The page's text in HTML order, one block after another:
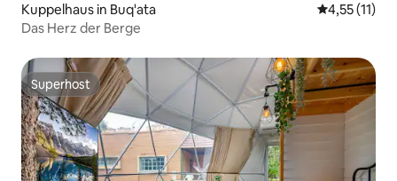
Kuppelhaus in Buq'ata
4,55 (11)
Das Herz der Berge
Superhost
Superhost